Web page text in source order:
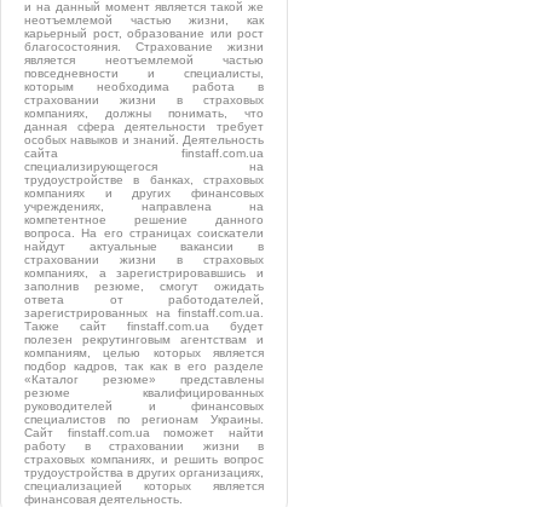
и на данный момент является такой же
неотъемлемой частью жизни, как
карьерный рост, образование или рост
благосостояния. Страхование жизни
является неотъемлемой частью
повседневности и специалисты,
которым необходима работа в
страховании жизни в страховых
компаниях, должны понимать, что
данная сфера деятельности требует
особых навыков и знаний. Деятельность
сайта finstaff.com.ua
специализирующегося на
трудоустройстве в банках, страховых
компаниях и других финансовых
учреждениях, направлена на
компетентное решение данного
вопроса. На его страницах соискатели
найдут актуальные вакансии в
страховании жизни в страховых
компаниях, а зарегистрировавшись и
заполнив резюме, смогут ожидать
ответа от работодателей,
зарегистрированных на finstaff.com.ua.
Также сайт finstaff.com.ua будет
полезен рекрутинговым агентствам и
компаниям, целью которых является
подбор кадров, так как в его разделе
«Каталог резюме» представлены
резюме квалифицированных
руководителей и финансовых
специалистов по регионам Украины.
Сайт finstaff.com.ua поможет найти
работу в страховании жизни в
страховых компаниях, и решить вопрос
трудоустройства в других организациях,
специализацией которых является
финансовая деятельность.